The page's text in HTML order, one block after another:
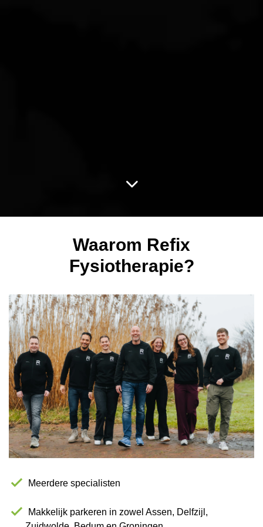
Waarom Refix
Fysiotherapie?
Meerdere specialisten
Makkelijk parkeren in zowel Assen, Delfzijl,